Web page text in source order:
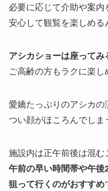
必要に応じて介助や案内
安心して観覧を楽しめる
アシカショーは座ってみ
ご高齢の方もラクに楽し
愛嬌たっぷりのアシカの
つい顔がほころんでしま
施設内は正午前後は混む
午前の早い時間帯や午後
狙って行くのがおすすめ